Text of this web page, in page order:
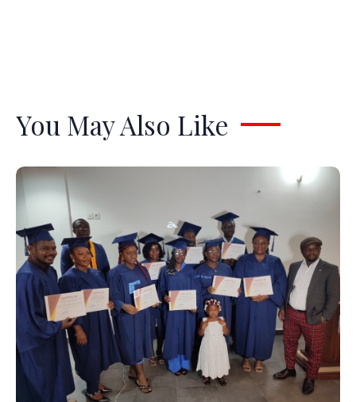
You May Also Like